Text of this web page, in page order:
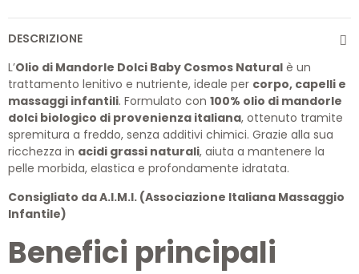
DESCRIZIONE
L’Olio di Mandorle Dolci Baby Cosmos Natural è un
trattamento lenitivo e nutriente, ideale per corpo, capelli e
massaggi infantili. Formulato con 100% olio di mandorle
dolci biologico di provenienza italiana, ottenuto tramite
spremitura a freddo, senza additivi chimici. Grazie alla sua
ricchezza in acidi grassi naturali, aiuta a mantenere la
pelle morbida, elastica e profondamente idratata.
Consigliato da A.I.M.I. (Associazione Italiana Massaggio
Infantile)
Benefici principali